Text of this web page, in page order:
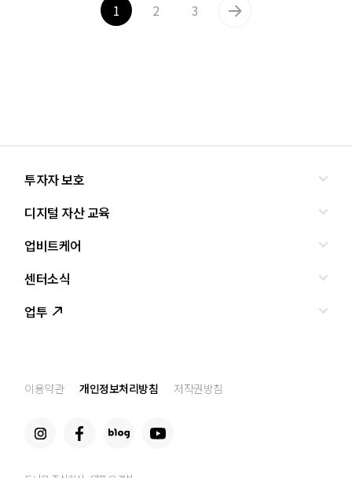
1 2 3
투자자 보호
올바른 투자란?
투자사기 유형과 예방
업비트 보호조치
디지털 자산 교육
교육
조사·연구
업비트케어
서비스안내
서비스신청
센터소식
인사말
공지사항
업투
이용약관 개인정보처리방침 저작권방침